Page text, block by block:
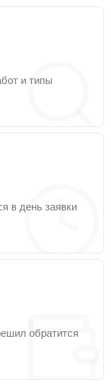
и типы
в день заявки
обратится